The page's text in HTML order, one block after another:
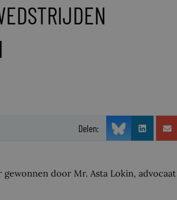
Delen:
door Mr. Asta Lokin,